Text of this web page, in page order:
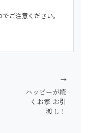
ご注意ください。
ハッピーが続
くお家 お引
渡し！
→